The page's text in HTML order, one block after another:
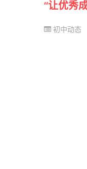
“让优秀
初中动态